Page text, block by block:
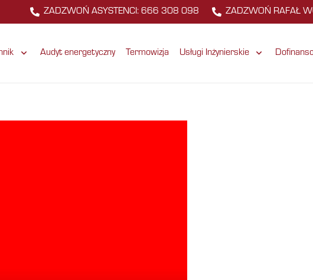
ZADZWOŃ ASYSTENCI: 666 308 098 ZADZWOŃ RAFAŁ
Audyt energetyczny Termowizja Usługi Inżynierskie